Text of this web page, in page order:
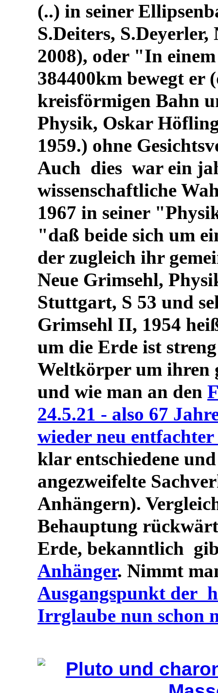
(..) in seiner
S.Deiters,
2008), oder "In
384400km bewegt er
kreisförmigen Bahn
Physik, Oskar
1959.) ohne
Auch dies war ein
wissenschaftliche
1967 in seiner
"daß beide sich um
der zugleich ihr
Neue Grimsehl,
Stuttgart, S 53 und
Grimsehl II, 1954
um die Erde ist
Weltkörper um ihren
und wie man an den
24.5.21 - also 67
wieder neu
klar entschiedene
angezweifelte
Anhängern).
Behauptung
Erde, bekanntlich
Anhänger. Nimmt
Ausgangspunkt der
Irrglaube nun schon